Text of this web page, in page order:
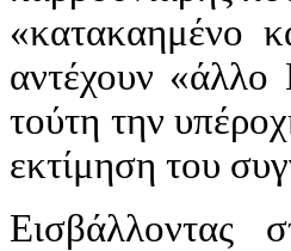
«κατακαημένο
αντέχουν
τούτη την
εκτίμηση του
Εισβάλλοντας